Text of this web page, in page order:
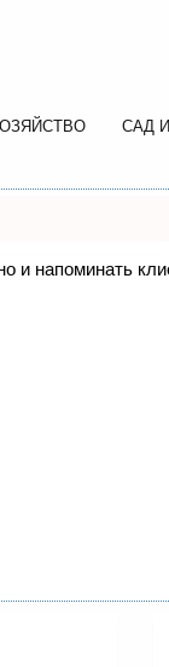
САД
и напоминать